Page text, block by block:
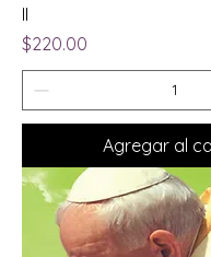
II
Precio
$220.00
Agregar al